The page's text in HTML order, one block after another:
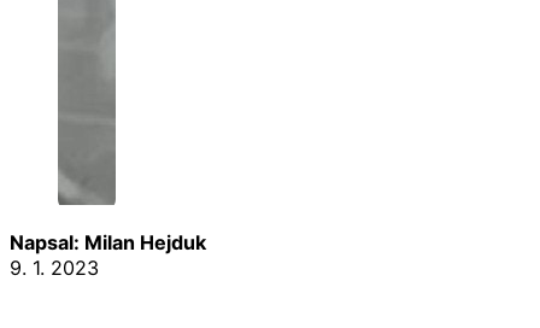
Napsal: Milan Hejduk
9. 1. 2023